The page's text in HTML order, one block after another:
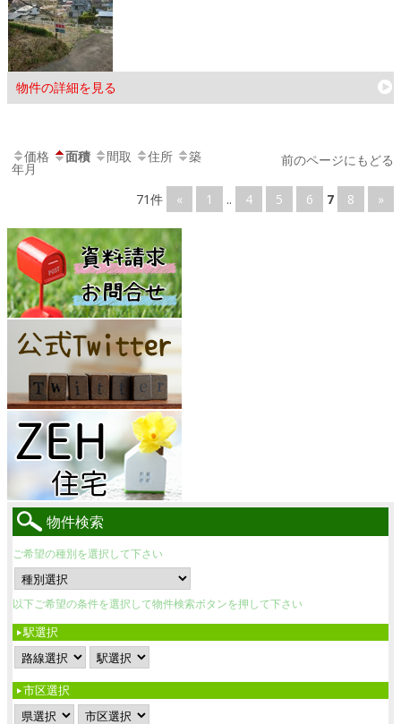
物件の詳細を見る
価格 面積 間取 住所 築
年月
71件
« 1 .. 4 5 6 7 8 »
前のページにもどる
物件検索
ご希望の種別を選択して下さい
以下ご希望の条件を選択して物件検索ボタンを押して下さい
駅選択
市区選択